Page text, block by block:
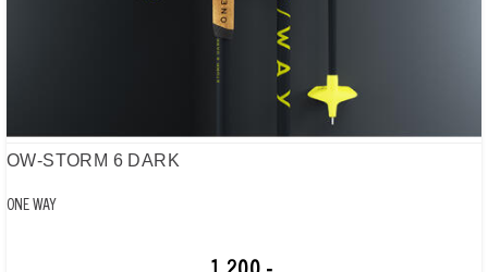
OW-STORM 6 DARK
ONE WAY